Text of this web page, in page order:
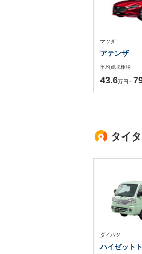
マツダ
アテンザ
平均買取相場
43.6万円～
タイ
ダイハツ
ハイゼット